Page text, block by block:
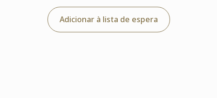
Adicionar à lista de espera